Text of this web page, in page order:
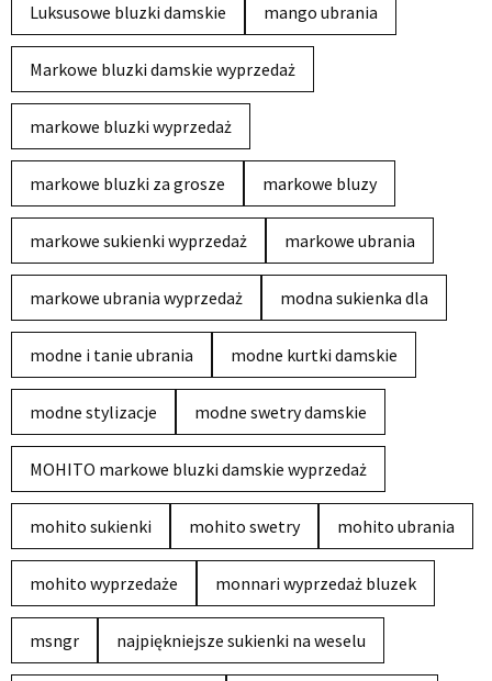
Luksusowe bluzki damskie mango ubrania
Markowe bluzki damskie wyprzedaż
markowe bluzki wyprzedaż
markowe bluzki za grosze markowe bluzy
markowe sukienki wyprzedaż markowe ubrania
markowe ubrania wyprzedaż modna sukienka dla
modne i tanie ubrania modne kurtki damskie
modne stylizacje modne swetry damskie
MOHITO markowe bluzki damskie wyprzedaż
mohito sukienki mohito swetry mohito ubrania
mohito wyprzedaże monnari wyprzedaż bluzek
msngr najpiękniejsze sukienki na weselu